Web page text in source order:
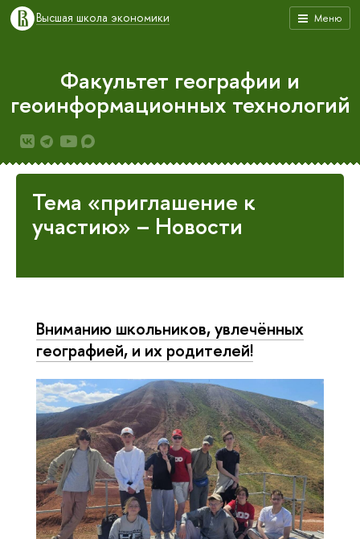
Меню
Высшая школа экономики
Факультет географии и
геоинформационных технологий
Тема «приглашение к
участию» – Новости
Вниманию школьников, увлечённых
географией, и их родителей!